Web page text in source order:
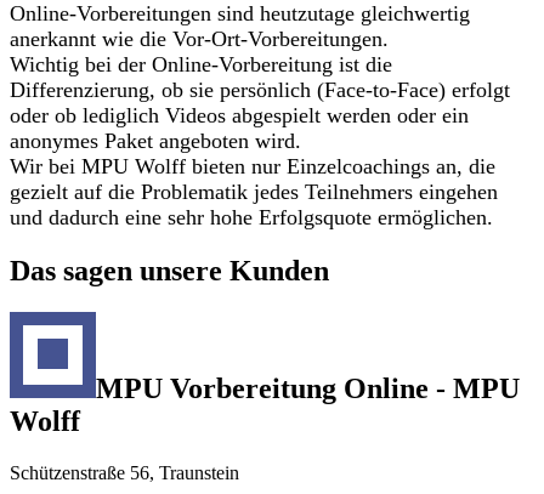
Online-Vorbereitungen sind heutzutage gleichwertig
anerkannt wie die Vor-Ort-Vorbereitungen.
Wichtig bei der Online-Vorbereitung ist die
Differenzierung, ob sie persönlich (Face-to-Face) erfolgt
oder ob lediglich Videos abgespielt werden oder ein
anonymes Paket angeboten wird.
Wir bei MPU Wolff bieten nur Einzelcoachings an, die
gezielt auf die Problematik jedes Teilnehmers eingehen
und dadurch eine sehr hohe Erfolgsquote ermöglichen.
Das sagen unsere Kunden
MPU Vorbereitung Online - MPU
Wolff
Schützenstraße 56, Traunstein